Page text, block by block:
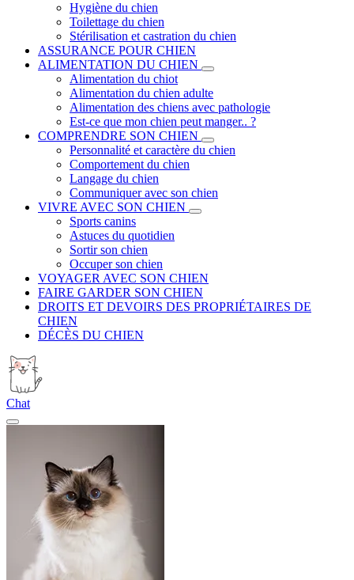
Hygiène du chien
Toilettage du chien
Stérilisation et castration du chien
ASSURANCE POUR CHIEN
ALIMENTATION DU CHIEN
Alimentation du chiot
Alimentation du chien adulte
Alimentation des chiens avec pathologie
Est-ce que mon chien peut manger.. ?
COMPRENDRE SON CHIEN
Personnalité et caractère du chien
Comportement du chien
Langage du chien
Communiquer avec son chien
VIVRE AVEC SON CHIEN
Sports canins
Astuces du quotidien
Sortir son chien
Occuper son chien
VOYAGER AVEC SON CHIEN
FAIRE GARDER SON CHIEN
DROITS ET DEVOIRS DES PROPRIÉTAIRES DE
CHIEN
DÉCÈS DU CHIEN
Chat